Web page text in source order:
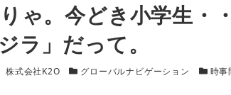
ゃ。今どき小学生・
ラ」だって。
株式会社K2O カテゴリー
グローバルナビゲーション カテゴ
時事